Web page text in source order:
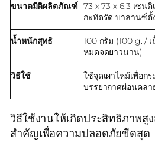
ขนาดมิติผลิตภัณฑ์ 73 x 73 x 6.3 เซน
กะทัดรัด บาลานซ์ตั้
น้ำหนักสุทธิ
100 กรัม (100 g. /
หมดจดยาวนาน)
วิธีใช้
ใช้จุดเผาไหม้เพื่อก
บรรยากาศผ่อนคล
วิธีใช้งานให้เกิดประสิทธิภาพสู
สำคัญเพื่อความปลอดภัยขีดสุด